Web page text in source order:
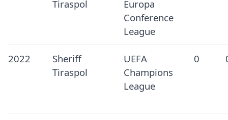
Tiraspol
Europa
Conference
League
2022
Sheriff
Tiraspol
UEFA
Champions
League
0